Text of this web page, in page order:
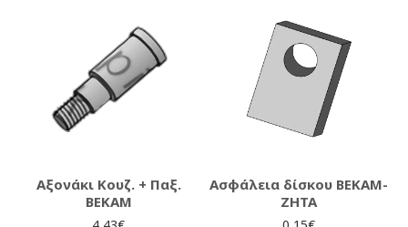
Αξονάκι Κουζ. + Παξ.
ΒΕΚΑΜ
Ασφάλεια δίσκου ΒΕΚΑΜ-
ΖΗΤΑ